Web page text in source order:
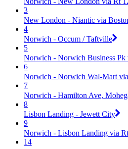
3
New London - Niantic via
4
Norwich - Occum / Taftville
5
Norwich - Norwich Business Pk
6
Norwich - Norwich Wal-Mart
7
Norwich - Hamilton Ave,
8
Lisbon Landing - Jewett City
9
Norwich - Lisbon Landing via
14